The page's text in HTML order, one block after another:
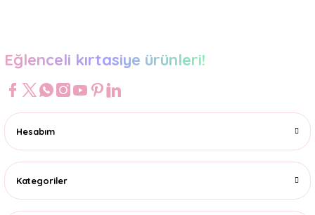
Eğlenceli kırtasiye ürünleri!
Hesabım
Kategoriler